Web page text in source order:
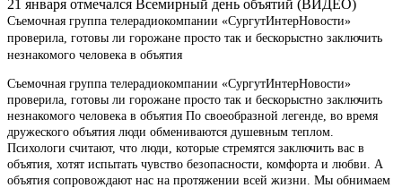
21 января отмечался Всемирный день объятий (ВИДЕО)
Съемочная группа телерадиокомпании «СургутИнтерНовости»
проверила, готовы ли горожане просто так и бескорыстно заключить
незнакомого человека в объятия
Съемочная группа телерадиокомпании «СургутИнтерНовости»
проверила, готовы ли горожане просто так и бескорыстно заключить
незнакомого человека в объятия По своеобразной легенде, во время
дружеского объятия люди обмениваются душевным теплом.
Психологи считают, что люди, которые стремятся заключить вас в
объятия, хотят испытать чувство безопасности, комфорта и любви. А
объятия сопровождают нас на протяжении всей жизни. Мы обнимаем